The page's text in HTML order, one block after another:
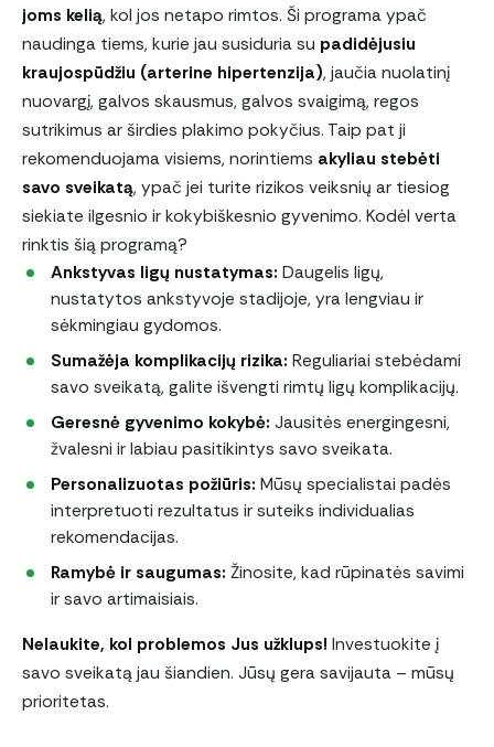
joms kelią, kol jos netapo rimtos. Ši programa ypač
naudinga tiems, kurie jau susiduria su padidėjusiu
kraujospūdžiu (arterine hipertenzija), jaučia nuolatinį
nuovargį, galvos skausmus, galvos svaigimą, regos
sutrikimus ar širdies plakimo pokyčius. Taip pat ji
rekomenduojama visiems, norintiems akyliau stebėti
savo sveikatą, ypač jei turite rizikos veiksnių ar tiesiog
siekiate ilgesnio ir kokybiškesnio gyvenimo. Kodėl verta
rinktis šią programą?
Ankstyvas ligų nustatymas: Daugelis ligų,
nustatytos ankstyvoje stadijoje, yra lengviau ir
sėkmingiau gydomos.
Sumažėja komplikacijų rizika: Reguliariai stebėdami
savo sveikatą, galite išvengti rimtų ligų komplikacijų.
Geresnė gyvenimo kokybė: Jausitės energingesni,
žvalesni ir labiau pasitikintys savo sveikata.
Personalizuotas požiūris: Mūsų specialistai padės
interpretuoti rezultatus ir suteiks individualias
rekomendacijas.
Ramybė ir saugumas: Žinosite, kad rūpinatės savimi
ir savo artimaisiais.
Nelaukite, kol problemos Jus užklups! Investuokite į
savo sveikatą jau šiandien. Jūsų gera savijauta – mūsų
prioritetas.